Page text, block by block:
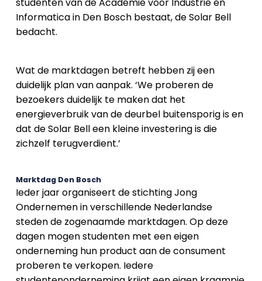
Informatica in Den Bosch bestaat, de Solar Bell
bedacht.
Wat de marktdagen betreft hebben zij een
duidelijk plan van aanpak. ‘We proberen de
bezoekers duidelijk te maken dat het
energieverbruik van de deurbel buitensporig is en
dat de Solar Bell een kleine investering is die
zichzelf terugverdient.’
Marktdag Den Bosch
Ieder jaar organiseert de stichting Jong
Ondernemen in verschillende Nederlandse
steden de zogenaamde marktdagen. Op deze
dagen mogen studenten met een eigen
onderneming hun product aan de consument
proberen te verkopen. Iedere